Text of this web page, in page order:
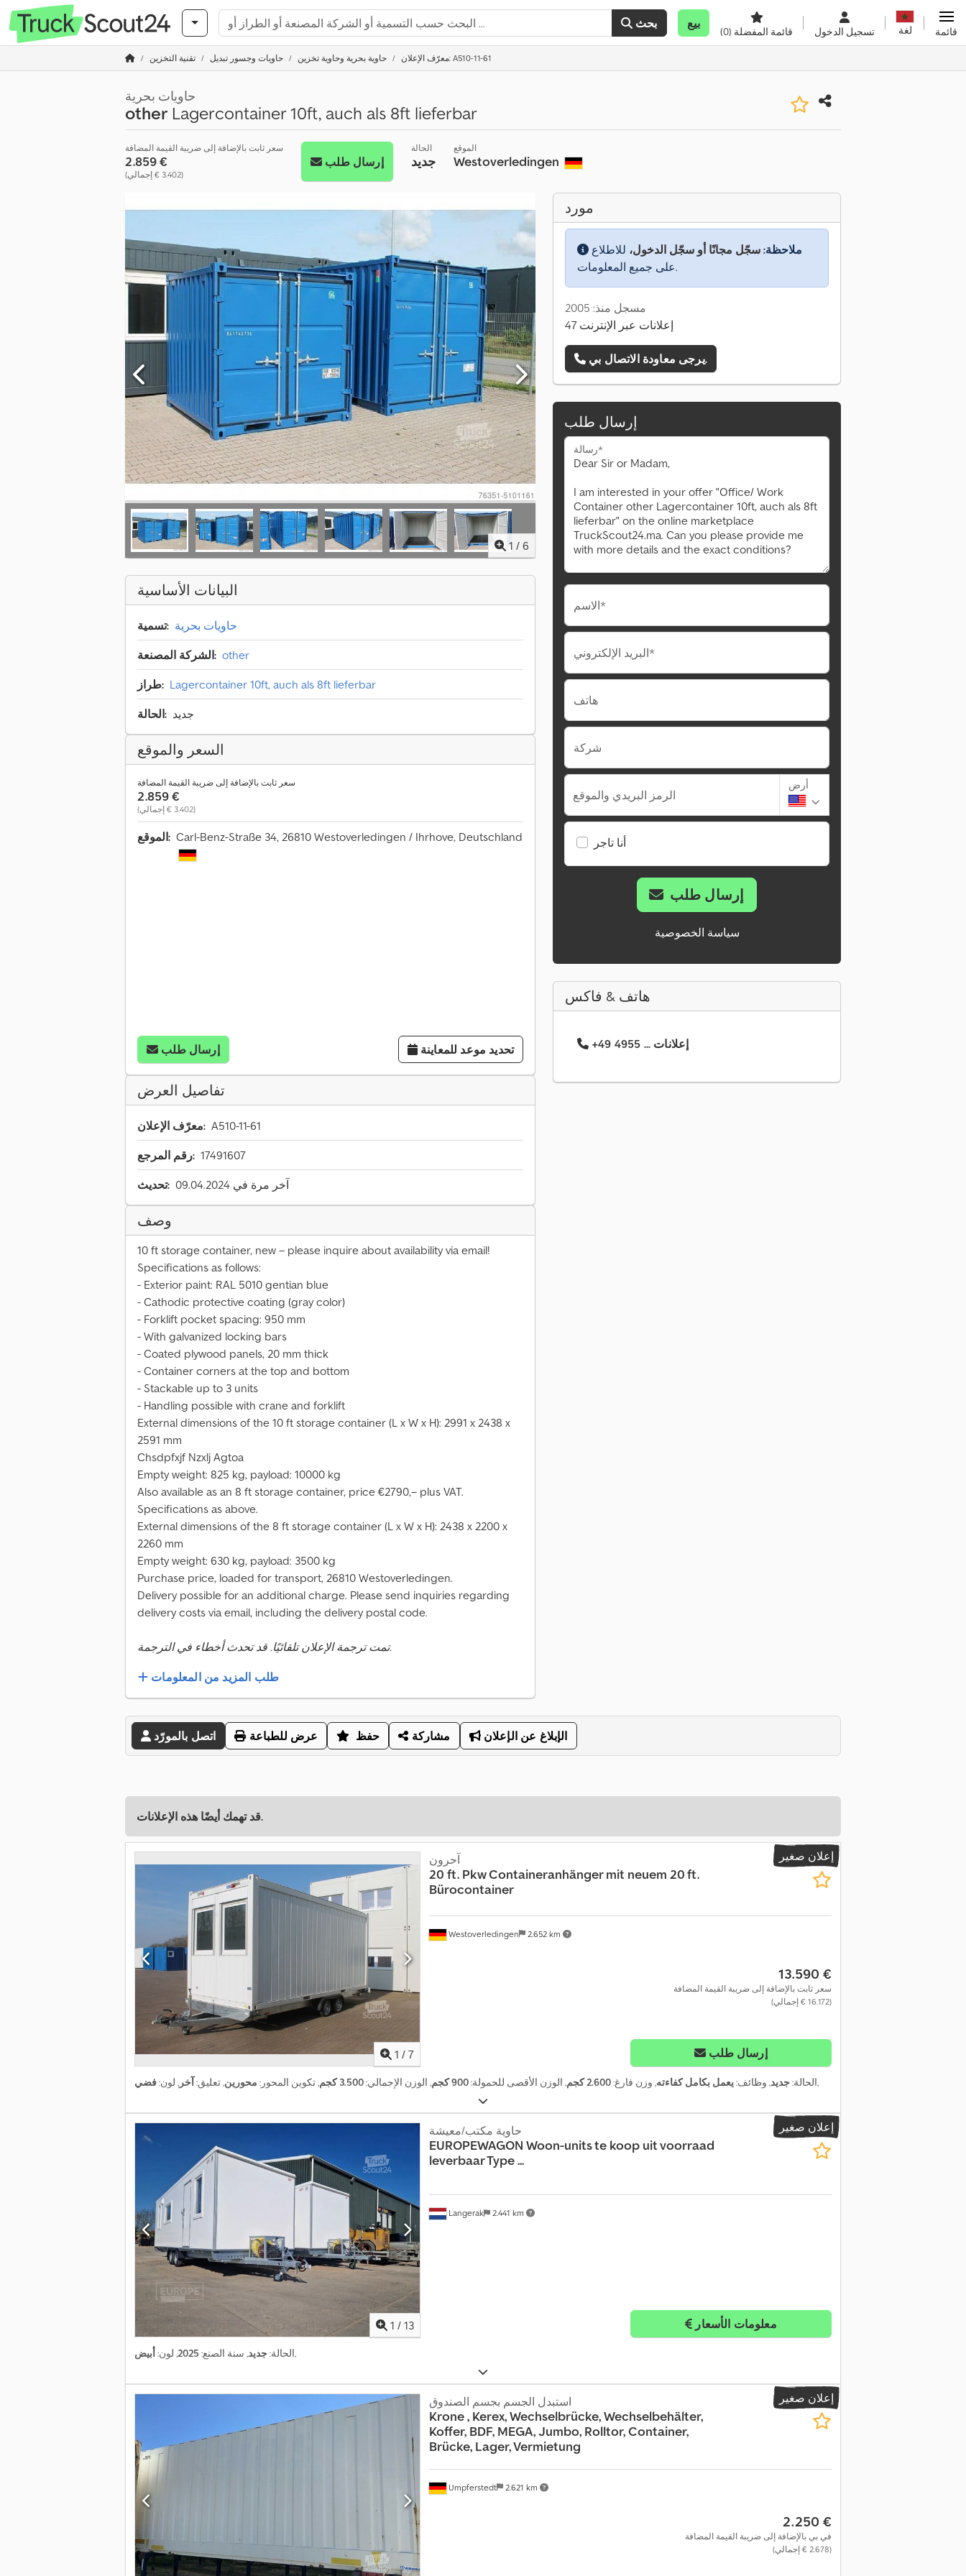
بحث بيع
قائمة المفضلة (0) تسجيل الدخول لغة قائمة
تقنية التخزين حاويات وجسور تبديل حاوية بحرية وحاوية تخزين معرّف الإعلان: A510-11-61
حاويات بحرية
other Lagercontainer 10ft, auch als 8ft lieferbar
سعر ثابت بالإضافة إلى ضريبة القيمة المضافة
‏2.859 €
(‏3.402 € إجمالي)
إرسال طلب
الحالة
جديد
الموقع
Westoverledingen
1 / 6
البيانات الأساسية
تسمية: حاويات بحرية
الشركة المصنعة: other
طراز: Lagercontainer 10ft, auch als 8ft lieferbar
الحالة: جديد
السعر والموقع
سعر ثابت بالإضافة إلى ضريبة القيمة المضافة
‏2.859 €
(‏3.402 € إجمالي)
الموقع: Carl-Benz-Straße 34, 26810 Westoverledingen / Ihrhove, Deutschland
إرسال طلب تحديد موعد للمعاينة
تفاصيل العرض
معرّف الإعلان: A510-11-61
رقم المرجع: 17491607
تحديث: آخر مرة في 09.04.2024
وصف
10 ft storage container, new – please inquire about availability via email!
Specifications as follows:
- Exterior paint: RAL 5010 gentian blue
- Cathodic protective coating (gray color)
- Forklift pocket spacing: 950 mm
- With galvanized locking bars
- Coated plywood panels, 20 mm thick
- Container corners at the top and bottom
- Stackable up to 3 units
- Handling possible with crane and forklift
External dimensions of the 10 ft storage container (L x W x H): 2991 x 2438 x
2591 mm
Chsdpfxjf Nzxlj Agtoa
Empty weight: 825 kg, payload: 10000 kg
Also available as an 8 ft storage container, price €2790,– plus VAT.
Specifications as above.
External dimensions of the 8 ft storage container (L x W x H): 2438 x 2200 x
2260 mm
Empty weight: 630 kg, payload: 3500 kg
Purchase price, loaded for transport, 26810 Westoverledingen.
Delivery possible for an additional charge. Please send inquiries regarding
delivery costs via email, including the delivery postal code.
تمت ترجمة الإعلان تلقائيًا. قد تحدث أخطاء في الترجمة.
طلب المزيد من المعلومات
مورد
ملاحظة: سجّل مجانًا أو سجّل الدخول، للاطلاع
على جميع المعلومات.
مسجل منذ: 2005
47 إعلانات عبر الإنترنت
يرجى معاودة الاتصال بي.
إرسال طلب
رسالة*
الاسم*
البريد الإلكتروني*
هاتف
شركة
الرمز البريدي والموقع
أرض
أنا تاجر
إرسال طلب
سياسة الخصوصية
هاتف & فاكس
+49 4955 ... إعلانات
اتصل بالمورّد عرض للطباعة حفظ مشاركة الإبلاغ عن الإعلان
قد تهمك أيضًا هذه الإعلانات.
إعلان صغير
1 / 7
Westoverledingen 2.652 km
آحرون
20 ft. Pkw Containeranhänger mit neuem 20 ft.
Bürocontainer
‏13.590 €
سعر ثابت بالإضافة إلى ضريبة القيمة المضافة
(‏16.172 € إجمالي)
إرسال طلب
الحالة:جديد, وظائف:يعمل بكامل كفاءته, وزن فارغ:2.600 كجم , الوزن الأقصى للحمولة:900 كجم , الوزن الإجمالي:3.500 كجم , تكوين المحور: محورين, تعليق:آخر , لون:فضي ,
إعلان صغير
1 / 13
Langerak 2.441 km
حاوية مكتب/معيشة
EUROPEWAGON Woon-units te koop uit voorraad
leverbaar Type ...
معلومات الأسعار
الحالة:جديد, سنة الصنع: 2025, لون:أبيض ,
إعلان صغير
Umpferstedt 2.621 km
استبدل الجسم بجسم الصندوق
Krone, Kerex, Wechselbrücke, Wechselbehälter,
Koffer, BDF, MEGA, Jumbo, Rolltor, Container,
Brücke, Lager, Vermietung
‏2.250 €
في بي بالإضافة إلى ضريبة القيمة المضافة
(‏2.678 € إجمالي)